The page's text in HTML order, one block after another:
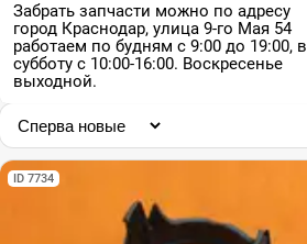
Забрать запчасти можно по адресу
город Краснодар, улица 9-го Мая 54
работаем по будням с 9:00 до 19:00, в
субботу с 10:00-16:00. Воскресенье
выходной.
ID 7734